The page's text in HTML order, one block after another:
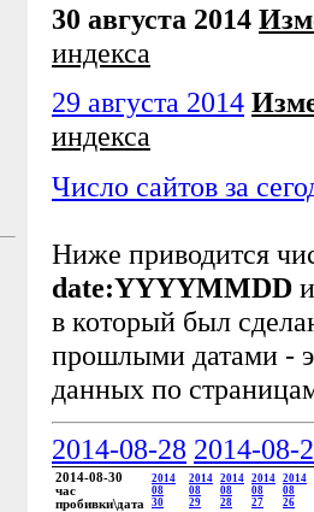
30 августа 2014
индекса
29 августа 2014
индекса
Число сайтов за
Ниже приводится
date:YYYYMMDD
в который был
прошлыми датами -
данных по
2014-08-28 2014-08-
2014-08-30
час
пробивки\дата
2014
08
30
2014
08
29
2014
08
28
2014
08
27
2014
08
26